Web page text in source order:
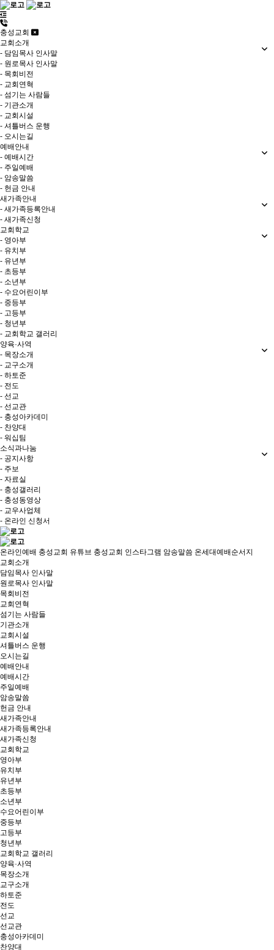
충성교회
교회소개
- 담임목사 인사말
- 원로목사 인사말
- 목회비전
- 교회연혁
- 섬기는 사람들
- 기관소개
- 교회시설
- 셔틀버스 운행
- 오시는길
예배안내
- 예배시간
- 주일예배
- 암송말씀
- 헌금 안내
새가족안내
- 새가족등록안내
- 새가족신청
교회학교
- 영아부
- 유치부
- 유년부
- 초등부
- 소년부
- 수요어린이부
- 중등부
- 고등부
- 청년부
- 교회학교 갤러리
양육·사역
- 목장소개
- 교구소개
- 하토준
- 전도
- 선교
- 선교관
- 충성아카데미
- 찬양대
- 워십팀
소식과나눔
- 공지사항
- 주보
- 자료실
- 충성갤러리
- 충성동영상
- 교우사업체
- 온라인 신청서
온라인예배 충성교회 유튜브 충성교회 인스타그램 암송말씀 온세대예배순서지
교회소개
담임목사 인사말
원로목사 인사말
목회비전
교회연혁
섬기는 사람들
기관소개
교회시설
셔틀버스 운행
오시는길
예배안내
예배시간
주일예배
암송말씀
헌금 안내
새가족안내
새가족등록안내
새가족신청
교회학교
영아부
유치부
유년부
초등부
소년부
수요어린이부
중등부
고등부
청년부
교회학교 갤러리
양육·사역
목장소개
교구소개
하토준
전도
선교
선교관
충성아카데미
찬양대